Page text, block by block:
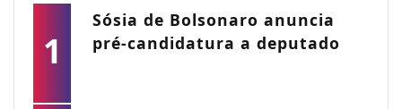
1
Sósia de Bolsonaro anuncia
pré-candidatura a deputado